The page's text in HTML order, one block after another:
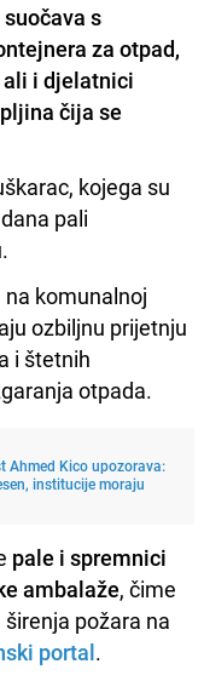
s
za otpad,
ali i djelatnici
čija se
kojega su
pali
komunalnoj
ozbiljnu prijetnju
i štetnih
otpada.
Ahmed Kico upozorava:
institucije moraju
pale i spremnici
ambalaže, čime
požara na
portal.